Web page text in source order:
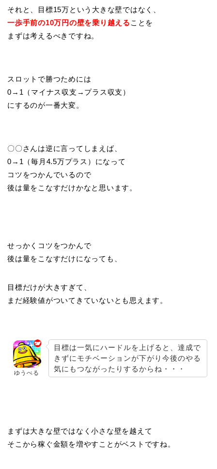
それと、目標15万という大きな壁ではなく、
一歩手前の10万円の壁を乗り越える ことを
まずは考えるべきですね。
スロットで勝つためには
0→1（マイナス収支→プラス収支）
にするのが一番大変。
〇〇さんは逆に言ってしまえば、
0→1（毎月4.5万プラス）になって
コツをつかんでいるので
後は量をこなすだけかなと思います。
せっかくコツをつかんで
後は量をこなすだけになっても、
目標だけが大きすぎて、
まだ経験値がついてきていないとも思えます。
ゆうべる
目標は一気にハードルを上げると、達成で
きずにモチベーションが下がり今後のやる
気にもつながったりするからね・・・
まずは大きな壁ではなく小さな壁を越えて
そこから稼ぐ金額を増やすことがベストですね。